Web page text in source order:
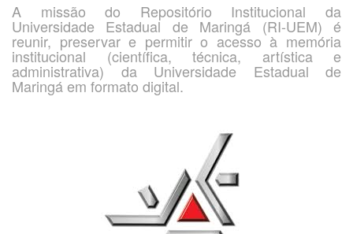
A missão do Repositório Institucional da
Universidade Estadual de Maringá (RI-UEM) é
reunir, preservar e permitir o acesso à memória
institucional (científica, técnica, artística e
administrativa) da Universidade Estadual de
Maringá em formato digital.